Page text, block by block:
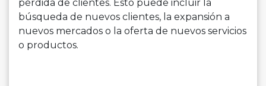
pérdida de clientes. Esto puede incluir la
búsqueda de nuevos clientes, la expansión a
nuevos mercados o la oferta de nuevos servicios
o productos.